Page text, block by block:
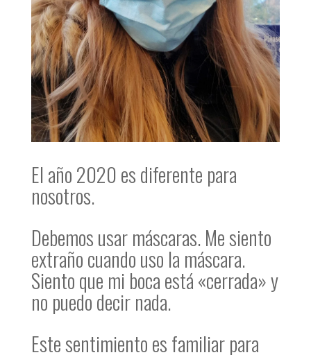
El año 2020 es diferente para
nosotros.
Debemos usar máscaras. Me siento
extraño cuando uso la máscara.
Siento que mi boca está «cerrada» y
no puedo decir nada.
Este sentimiento es familiar para